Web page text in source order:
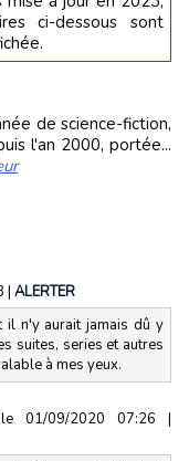
ci-dessous sont
de science-fiction,
l'an 2000, portée...
| ALERTER
il n'y aurait jamais dû y
suites, series et autres
à mes yeux.
le 01/09/2020 07:26 |